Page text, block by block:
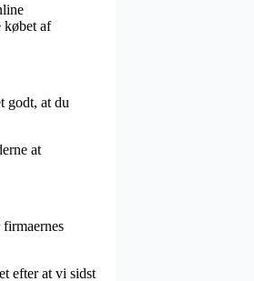
købet af
godt, at du
at
efter at vi sidst